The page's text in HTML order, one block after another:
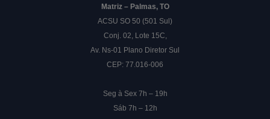
Matriz – Palmas, TO
ACSU SO 50 (501 Sul)
Conj. 02, Lote 15C,
Av. Ns-01 Plano Diretor Sul
CEP: 77.016-006
Seg à Sex 7h – 19h
Sáb 7h – 12h